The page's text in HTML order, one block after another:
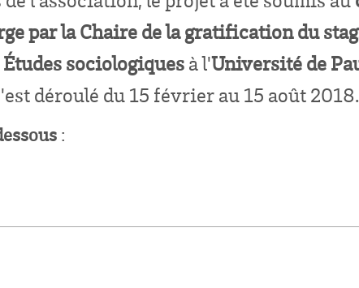
par la Chaire de la gratification du
sociologiquesà l'Université de
déroulé du 15 février au 15 août 2018.
: